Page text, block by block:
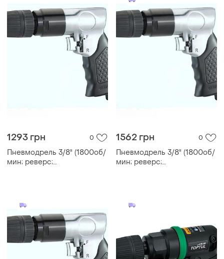
1293 грн 0
Пневмодрель 3/8" (1800об/
мин; реверс;
1562 грн 0
Пневмодрель 3/8" (1800об/
мин; реверс;